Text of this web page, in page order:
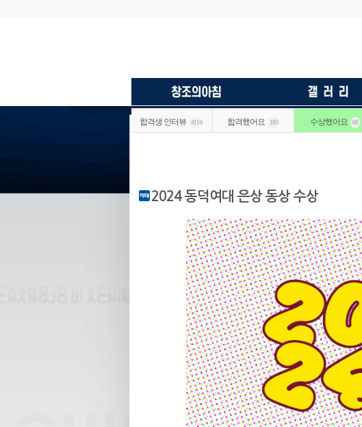
합격생 인터뷰 4114 합격했어요 183 수상했어요 68
2024 동덕여대 은상 동상 수상